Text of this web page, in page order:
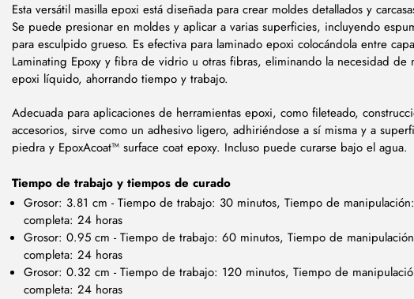
Esta versátil masilla epoxi está diseñada para crear moldes detallados y
Se puede presionar en moldes y aplicar a varias superficies, incluyendo
para esculpido grueso. Es efectiva para laminado epoxi colocándola entre
Laminating Epoxy y fibra de vidrio u otras fibras, eliminando la necesidad de
epoxi líquido, ahorrando tiempo y trabajo.
Adecuada para aplicaciones de herramientas epoxi, como fileteado,
accesorios, sirve como un adhesivo ligero, adhiriéndose a sí misma y a
piedra y EpoxAcoat™ surface coat epoxy. Incluso puede curarse bajo el agua.
Tiempo de trabajo y tiempos de curado
Grosor: 3.81 cm - Tiempo de trabajo: 30 minutos, Tiempo de
completa: 24 horas
Grosor: 0.95 cm - Tiempo de trabajo: 60 minutos, Tiempo de
completa: 24 horas
Grosor: 0.32 cm - Tiempo de trabajo: 120 minutos, Tiempo de
completa: 24 horas